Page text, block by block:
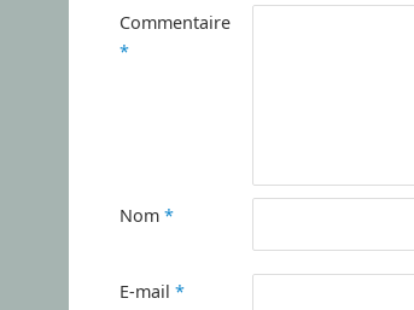
Commentaire
*
Nom *
E-mail *